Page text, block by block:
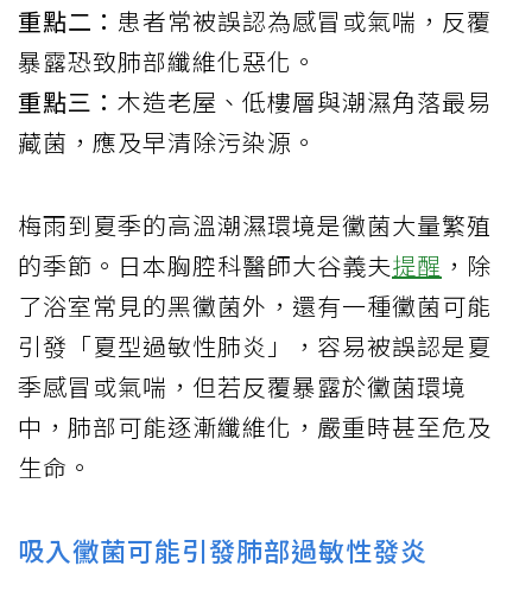
重點二： 患者常被誤認為感冒或氣喘，反覆
暴露恐致肺部纖維化惡化。
重點三： 木造老屋、低樓層與潮濕角落最易
藏菌，應及早清除污染源。
梅雨到夏季的高溫潮濕環境是黴菌大量繁殖
的季節。日本胸腔科醫師大谷義夫提醒 ，除
了浴室常見的黑黴菌外，還有一種黴菌可能
引發「夏型過敏性肺炎」，容易被誤認是夏
季感冒或氣喘，但若反覆暴露於黴菌環境
中，肺部可能逐漸纖維化，嚴重時甚至危及
生命。
吸入黴菌可能引發肺部過敏性發炎